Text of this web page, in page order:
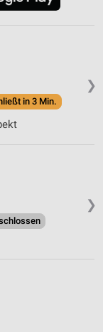
❯
in 3 Min.
❯